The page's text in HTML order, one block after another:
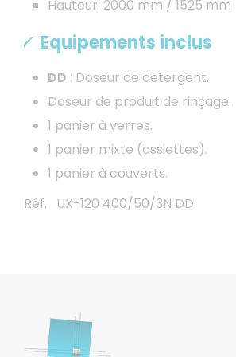
Hauteur: 2000 mm / 1525 mm
Equipements inclus
DD : Doseur de détergent.
Doseur de produit de rinçage.
1 panier à verres.
1 panier mixte (assiettes).
1 panier à couverts.
Réf. UX-120 400/50/3N DD